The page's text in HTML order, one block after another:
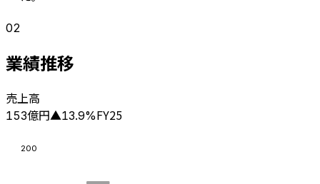
02
業績推移
売上高
153億円▲13.9%FY25
200